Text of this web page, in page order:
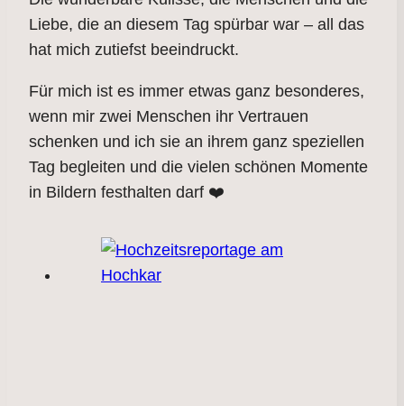
Liebe, die an diesem Tag spürbar war – all das
hat mich zutiefst beeindruckt.
Für mich ist es immer etwas ganz besonderes,
wenn mir zwei Menschen ihr Vertrauen
schenken und ich sie an ihrem ganz speziellen
Tag begleiten und die vielen schönen Momente
in Bildern festhalten darf ❤️